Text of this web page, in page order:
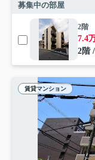
募集中の部屋
2階
7.4
2階
賃貸マンション